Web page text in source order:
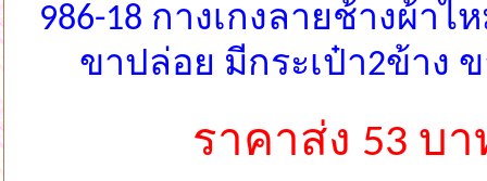
986-18 กางเกงลายช้างผ้าไ
ขาปล่อย มีกระเป๋า2ข้าง
ราคาส่ง 53 บา